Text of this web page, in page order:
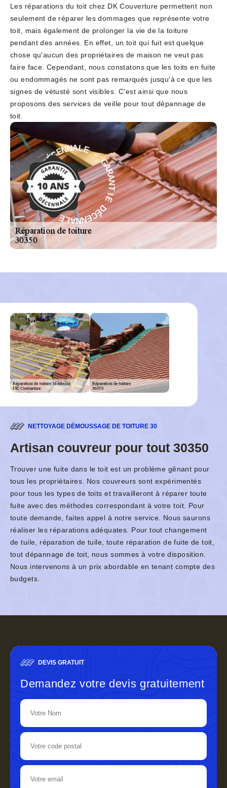
Les réparations du toit chez DK Couverture permettent non
seulement de réparer les dommages que représente votre
toit, mais également de prolonger la vie de la toiture
pendant des années. En effet, un toit qui fuit est quelque
chose qu'aucun des propriétaires de maison ne veut pas
faire face. Cependant, nous constatons que les toits en fuite
ou endommagés ne sont pas remarqués jusqu'à ce que les
signes de vétusté sont visibles. C’est ainsi que nous
proposons des services de veille pour tout dépannage de
toit.
G
A
R
A
N
T
I
E
D
É
C
E
N
NALE - GAR
A
N
T
I
E
D
É
C
E
N
N
A
L
E
-
NETTOYAGE DÉMOUSSAGE DE TOITURE 30
Artisan couvreur pour tout 30350
Trouver une fuite dans le toit est un problème gênant pour
tous les propriétaires. Nos couvreurs sont expérimentés
pour tous les types de toits et travailleront à réparer toute
fuite avec des méthodes correspondant à votre toit. Pour
toute demande, faites appel à notre service. Nous saurons
réaliser les réparations adéquates. Pour tout changement
de tuile, réparation de tuile, toute réparation de fuite de toit,
tout dépannage de toit, nous sommes à votre disposition.
Nous intervenons à un prix abordable en tenant compte des
budgets.
DEVIS GRATUIT
Demandez votre devis gratuitement